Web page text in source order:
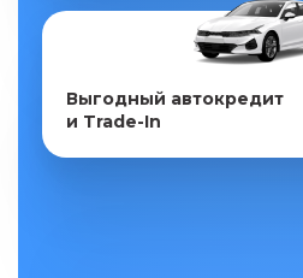
Выгодный автокредит
и Trade-In